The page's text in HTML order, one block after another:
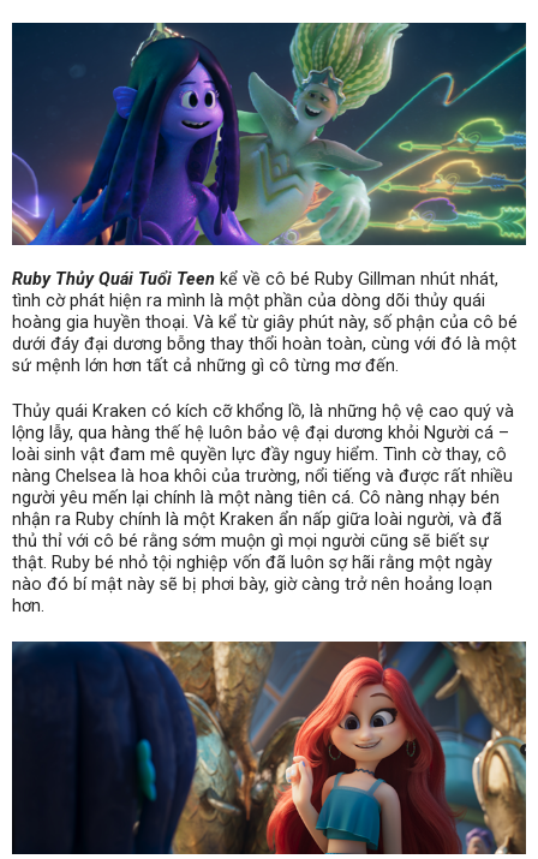
Ruby Thủy Quái Tuổi Teen kể về cô bé Ruby Gillman nhút nhát,
tình cờ phát hiện ra mình là một phần của dòng dõi thủy quái
hoàng gia huyền thoại. Và kể từ giây phút này, số phận của cô bé
dưới đáy đại dương bỗng thay thổi hoàn toàn, cùng với đó là một
sứ mệnh lớn hơn tất cả những gì cô từng mơ đến.
Thủy quái Kraken có kích cỡ khổng lồ, là những hộ vệ cao quý và
lộng lẫy, qua hàng thế hệ luôn bảo vệ đại dương khỏi Người cá –
loài sinh vật đam mê quyền lực đầy nguy hiểm. Tình cờ thay, cô
nàng Chelsea là hoa khôi của trường, nổi tiếng và được rất nhiều
người yêu mến lại chính là một nàng tiên cá. Cô nàng nhạy bén
nhận ra Ruby chính là một Kraken ẩn nấp giữa loài người, và đã
thủ thỉ với cô bé rằng sớm muộn gì mọi người cũng sẽ biết sự
thật. Ruby bé nhỏ tội nghiệp vốn đã luôn sợ hãi rằng một ngày
nào đó bí mật này sẽ bị phơi bày, giờ càng trở nên hoảng loạn
hơn.